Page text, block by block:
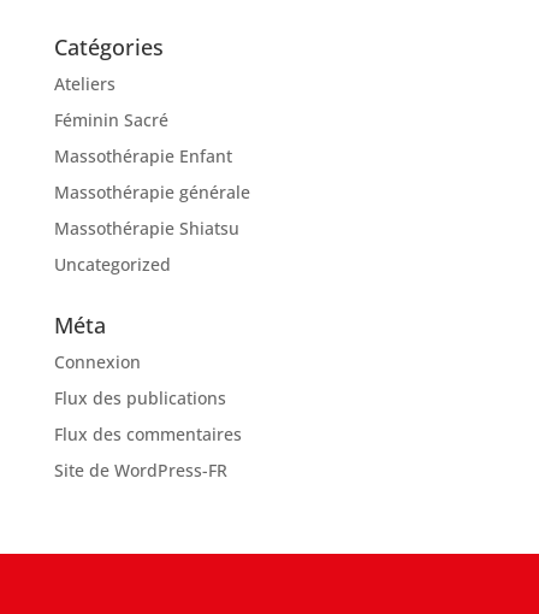
Catégories
Ateliers
Féminin Sacré
Massothérapie Enfant
Massothérapie générale
Massothérapie Shiatsu
Uncategorized
Méta
Connexion
Flux des publications
Flux des commentaires
Site de WordPress-FR